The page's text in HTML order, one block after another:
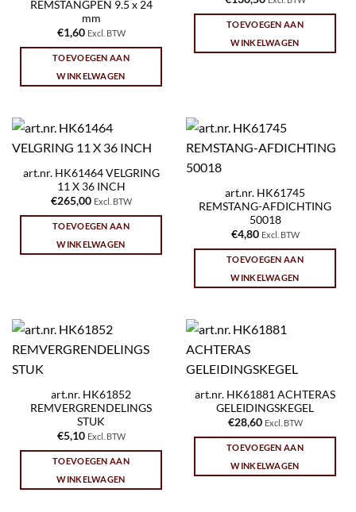
REMSTANGPEN 9.5 x 24
mm
€1,60 Excl. BTW
TOEVOEGEN AAN
WINKELWAGEN
TOEVOEGEN AAN
WINKELWAGEN
art.nr. HK61464 VELGRING
11 X 36 INCH
€265,00 Excl. BTW
TOEVOEGEN AAN
WINKELWAGEN
art.nr. HK61745
REMSTANG-AFDICHTING
50018
€4,80 Excl. BTW
TOEVOEGEN AAN
WINKELWAGEN
art.nr. HK61852
REMVERGRENDELINGS
STUK
€5,10 Excl. BTW
TOEVOEGEN AAN
WINKELWAGEN
art.nr. HK61881 ACHTERAS
GELEIDINGSKEGEL
€28,60 Excl. BTW
TOEVOEGEN AAN
WINKELWAGEN